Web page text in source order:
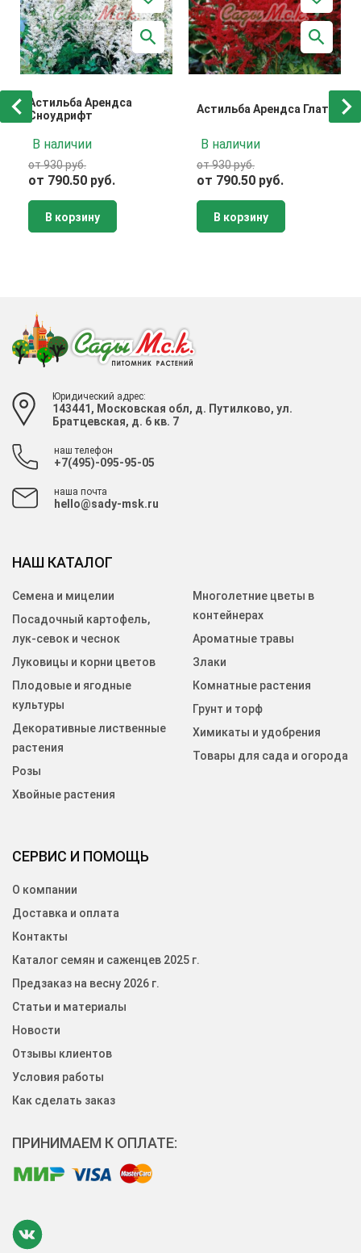
Астильба Арендса
Сноудрифт
В наличии
от 930 руб.
от 790.50 руб.
В корзину
Астильба Арендса Глат
В наличии
от 930 руб.
от 790.50 руб.
В корзину
Юридический адрес:
143441, Московская обл, д. Путилково, ул.
Братцевская, д. 6 кв. 7
наш телефон
+7(495)-095-95-05
наша почта
hello@sady-msk.ru
СЕРВИС И ПОМОЩЬ
О компании
Доставка и оплата
Контакты
Каталог семян и саженцев 2025 г.
Предзаказ на весну 2026 г.
Статьи и материалы
Новости
Отзывы клиентов
Условия работы
Как сделать заказ
НАШ КАТАЛОГ
Семена и мицелии
Посадочный картофель,
лук-севок и чеснок
Луковицы и корни цветов
Плодовые и ягодные
культуры
Декоративные лиственные
растения
Розы
Хвойные растения
Многолетние цветы в
контейнерах
Ароматные травы
Злаки
Комнатные растения
Грунт и торф
Химикаты и удобрения
Товары для сада и огорода
ПРИНИМАЕМ К ОПЛАТЕ: